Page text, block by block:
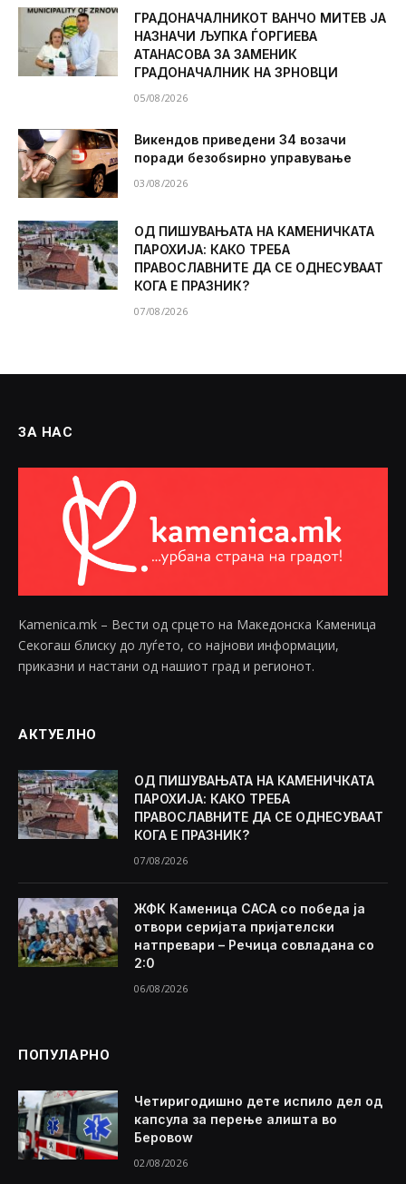
ГРАДОНАЧАЛНИКОТ ВАНЧО МИТЕВ ЈА
НАЗНАЧИ ЉУПКА ЃОРГИЕВА
АТАНАСОВА ЗА ЗАМЕНИК
ГРАДОНАЧАЛНИК НА ЗРНОВЦИ
05/08/2026
Викендов приведени 34 возачи
поради безобѕирно управување
03/08/2026
ОД ПИШУВАЊАТА НА КАМЕНИЧКАТА
ПАРОХИЈА: КАКО ТРЕБА
ПРАВОСЛАВНИТЕ ДА СЕ ОДНЕСУВААТ
КОГА Е ПРАЗНИК?
07/08/2026
ЗА НАС
Kamenica.mk – Вести од срцето на Македонска Каменица
Секогаш блиску до луѓето, со најнови информации,
приказни и настани од нашиот град и регионот.
АКТУЕЛНО
ОД ПИШУВАЊАТА НА КАМЕНИЧКАТА
ПАРОХИЈА: КАКО ТРЕБА
ПРАВОСЛАВНИТЕ ДА СЕ ОДНЕСУВААТ
КОГА Е ПРАЗНИК?
07/08/2026
ЖФК Каменица САСА со победа ја
отвори серијата пријателски
натпревари – Речица совладана со
2:0
06/08/2026
ПОПУЛАРНО
Четиригодишно дете испило дел од
капсула за перење алишта во
Беровоw
02/08/2026